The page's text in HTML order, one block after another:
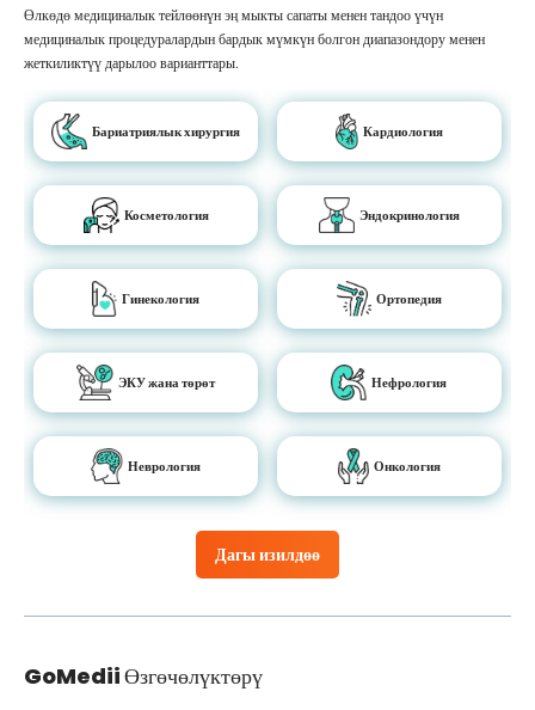
Дагы изилдөө
Өлкөдө медициналык тейлөөнүн эң мыкты сапаты менен тандоо үчүн
медициналык процедуралардын бардык мүмкүн болгон диапазондору менен
жеткиликтүү дарылоо варианттары.
Бариатриялык хирургия Кардиология
Косметология Эндокринология
Гинекология Ортопедия
ЭКУ жана төрөт Нефрология
Неврология Онкология
GoMediiӨзгөчөлүктөрү